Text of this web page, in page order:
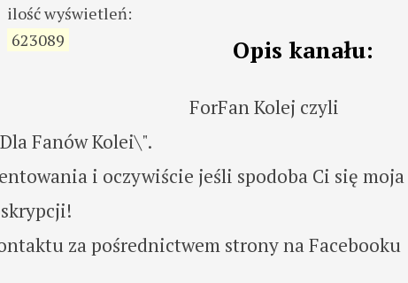
ilość wyświetleń:
623089
Opis kanału:
ForFan Kolej czyli
Fanów Kolei\".
i oczywiście jeśli spodoba Ci się moja
za pośrednictwem strony na Facebooku